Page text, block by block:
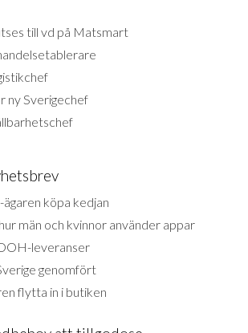
till vd på Matsmart
ny Sverigechef
köpa kedjan
män och kvinnor använder appar
leveranser
genomfört
flytta in i butiken